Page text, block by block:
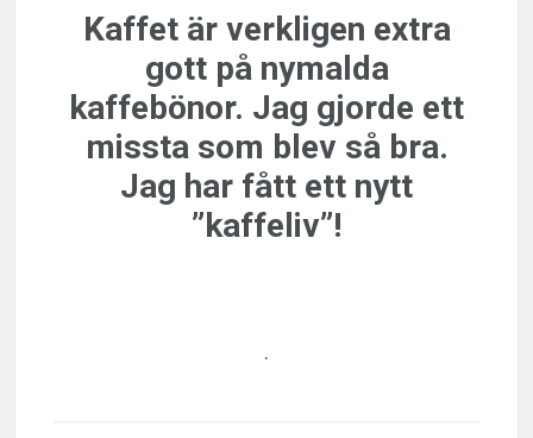
Kaffet är verkligen extra
gott på nymalda
kaffebönor. Jag gjorde ett
missta som blev så bra.
Jag har fått ett nytt
”kaffeliv”!
.